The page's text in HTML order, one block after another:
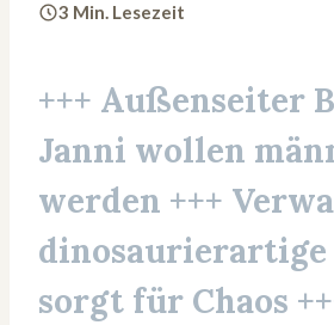
3 Min. Lesezeit
+++ Außenseiter
Janni wollen
werden +++
sorgt für Chaos